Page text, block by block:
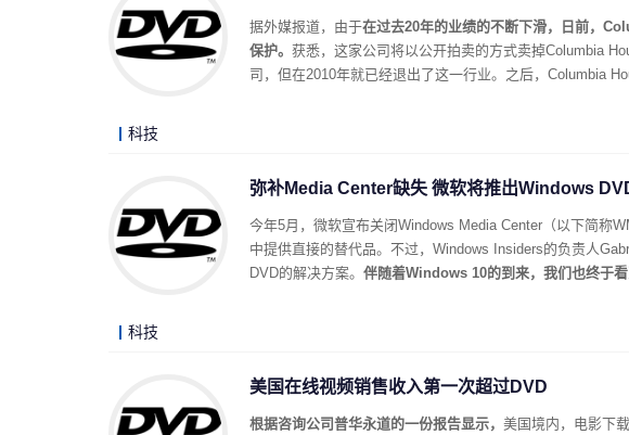
据外媒报道，由于在过去20年的业绩的不断下滑，日前，
保护。 获悉，这家公司将以公开拍卖的方式卖掉Columbia
司，但在2010年就已经退出了这一行业。之后，Columbia
科技
弥补Media Center缺失 微软将推出Windows
今年5月，微软宣布关闭Windows Media Center（以下简称
中提供直接的替代品。不过，Windows Insiders的负责人
DVD的解决方案。 伴随着Windows 10的到来，我们也终于
科技
美国在线视频销售收入第一次超过DVD
根据咨询公司普华永道的一份报告显示， 美国境内，电影下